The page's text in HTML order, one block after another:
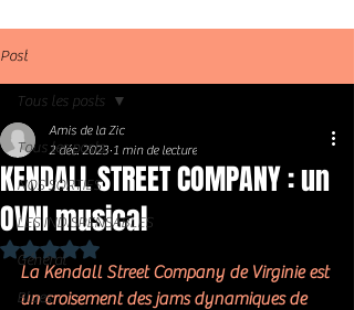
Post
Tous les posts
NOS SORTIES
LES INDISPENSABLES
Général
Blues
Tous les posts
KENDALL STREET COMPANY : un
OVNI musical
Amis de la Zic
2 déc. 2023 1 min de lecture
Noté NaN étoiles sur 5.
La Kendall Street Company de Virginie est
un croisement des jams dynamiques de